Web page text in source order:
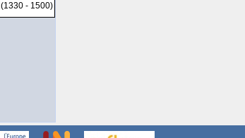
(1330 - 1500)